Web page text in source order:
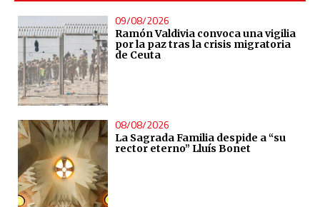
09/08/2026
Ramón Valdivia convoca una vigilia
por la paz tras la crisis migratoria
de Ceuta
08/08/2026
La Sagrada Familia despide a “su
rector eterno” Lluís Bonet